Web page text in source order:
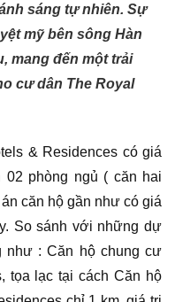
sáng tự nhiên. Sự
mỹ bên sông Hàn
mang đến một trải
cư dân The Royal
& Residences có giá
phòng ngủ ( căn hai
căn hộ gần như có giá
So sánh với những dự
như : Căn hộ chung cư
tọa lạc tại cách Căn hộ